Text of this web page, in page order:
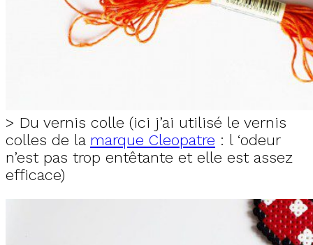
> Du vernis colle (ici j’ai utilisé le vernis
colles de la marque Cleopatre : l ‘odeur
n’est pas trop entêtante et elle est assez
efficace)